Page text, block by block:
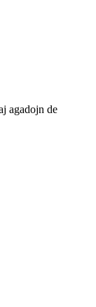
agadojn de